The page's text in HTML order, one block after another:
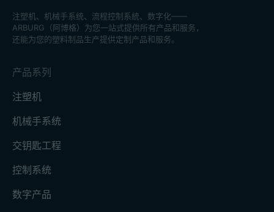
注塑机、机械手系统、流程控制系統、数字化——
ARBURG（阿博格）为您一站式提供所有产品和服务，
还能为您的塑料制品生产提供定制产品和服务。
产品系列
注塑机
机械手系统
交钥匙工程
控制系统
数字产品